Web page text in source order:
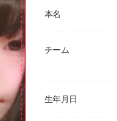
本名
チーム
生年月日